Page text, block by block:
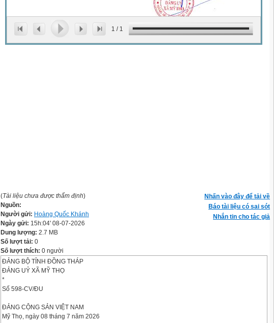
1 / 1
Nhấn vào đây để tải về
Báo tài liệu có sai sót
Nhắn tin cho tác giả
(Tài liệu chưa được thẩm định)
Nguồn:
Người gửi: Hoàng Quốc Khánh
Ngày gửi: 15h:04' 08-07-2026
Dung lượng: 2.7 MB
Số lượt tải: 0
Số lượt thích: 0 người
ĐẢNG BỘ TỈNH ĐỒNG THÁP
ĐẢNG UỶ XÃ MỸ THỌ
*
Số 598-CV/ĐU
ĐẢNG CỘNG SẢN VIỆT NAM
Mỹ Thọ, ngày 08 tháng 7 năm 2026